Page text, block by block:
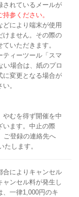
されているメールが
参ください。
により端末が使用
けません。その際の
いただきます。
ィーツール「スマ
い場合は、紙のプロ
に変更となる場合が
。
やむを得ず開催を中
います。中止の際
ご登録の連絡先へ
たします。
合によりキャンセル
ャンセル料が発生し
、一律1,000円のキ